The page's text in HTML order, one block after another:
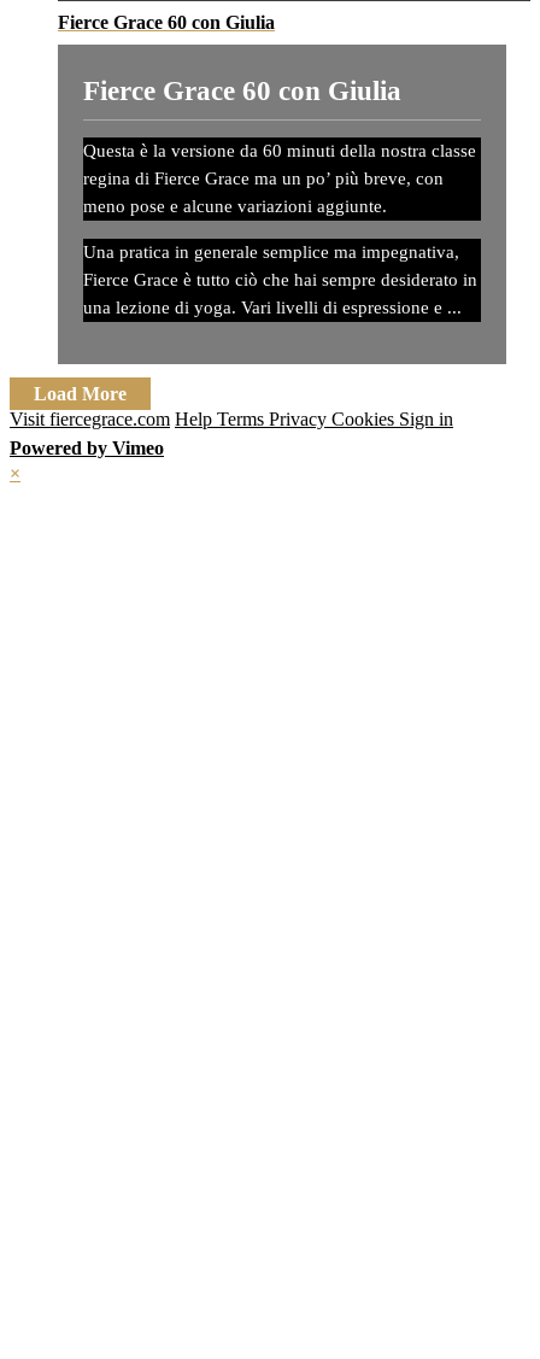
Fierce Grace 60 con Giulia
Fierce Grace 60 con Giulia
Questa è la versione da 60 minuti della nostra classe
regina di Fierce Grace ma un po’ più breve, con
meno pose e alcune variazioni aggiunte.
Una pratica in generale semplice ma impegnativa,
Fierce Grace è tutto ciò che hai sempre desiderato in
una lezione di yoga. Vari livelli di espressione e ...
Load More
Visit fiercegrace.com Help Terms Privacy Cookies Sign in
Powered by Vimeo
×